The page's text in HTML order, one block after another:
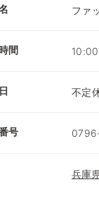
ファ
間
不定
号
兵庫